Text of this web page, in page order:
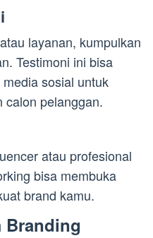
layanan, kumpulkan
Testimoni ini bisa
sosial untuk
calon pelanggan.
atau profesional
bisa membuka
brand kamu.
Branding